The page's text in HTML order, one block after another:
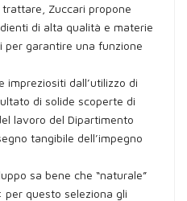
Zuccari propone
di alta qualità e materie
per garantire una funzione
impreziositi dall’utilizzo di
di solide scoperte di
lavoro del Dipartimento
tangibile dell’impegno
sa bene che “naturale”
per questo seleziona gli